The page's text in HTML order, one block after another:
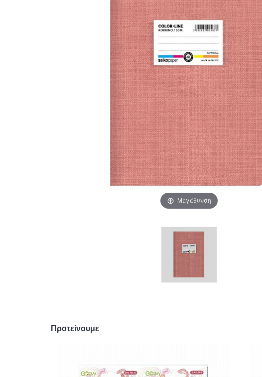
Μεγέθυνση
Προτείνουμε